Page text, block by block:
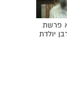
פרשת
יולדת